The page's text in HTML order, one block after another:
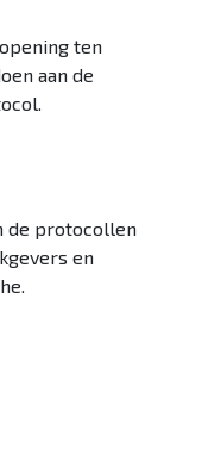
ten
aan de
de protocollen
en